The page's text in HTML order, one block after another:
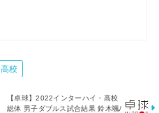
高校
【卓球】2022インターハイ・高校
総体 男子ダブルス試合結果 鈴木颯/